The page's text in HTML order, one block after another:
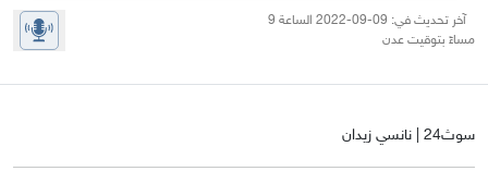
آخر تحديث في: 09-09-2022 الساعة 9
مساءً بتوقيت عدن
سوث24 | نانسي زيدان